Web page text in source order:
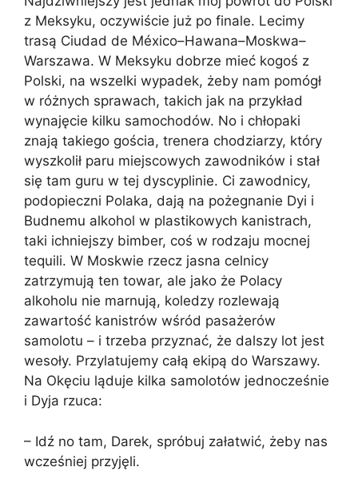
z Meksyku, oczywiście już po finale. Lecimy
trasą Ciudad de México–Hawana–Moskwa–
Warszawa. W Meksyku dobrze mieć kogoś z
Polski, na wszelki wypadek, żeby nam pomógł
w różnych sprawach, takich jak na przykład
wynajęcie kilku samochodów. No i chłopaki
znają takiego gościa, trenera chodziarzy, który
wyszkolił paru miejscowych zawodników i stał
się tam guru w tej dyscyplinie. Ci zawodnicy,
podopieczni Polaka, dają na pożegnanie Dyi i
Budnemu alkohol w plastikowych kanistrach,
taki ichniejszy bimber, coś w rodzaju mocnej
tequili. W Moskwie rzecz jasna celnicy
zatrzymują ten towar, ale jako że Polacy
alkoholu nie marnują, koledzy rozlewają
zawartość kanistrów wśród pasażerów
samolotu – i trzeba przyznać, że dalszy lot jest
wesoły. Przylatujemy całą ekipą do Warszawy.
Na Okęciu ląduje kilka samolotów jednocześnie
i Dyja rzuca:
– Idź no tam, Darek, spróbuj załatwić, żeby nas
wcześniej przyjęli.